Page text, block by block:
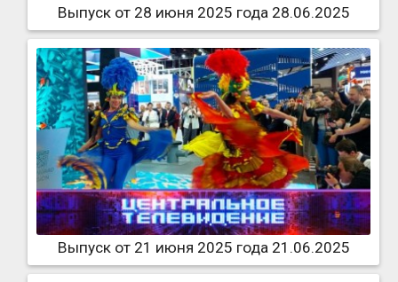
Выпуск от 28 июня 2025 года 28.06.2025
Выпуск от 21 июня 2025 года 21.06.2025